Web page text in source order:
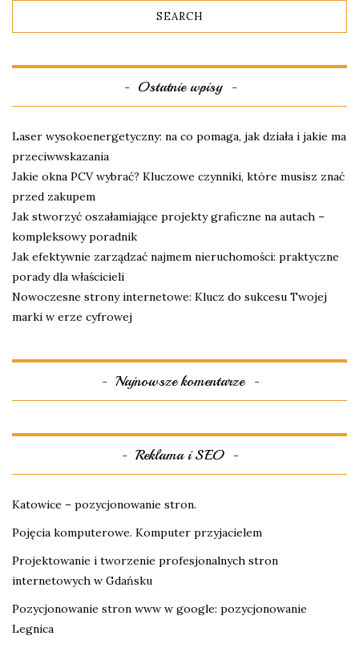
Ostatnie wpisy
Laser wysokoenergetyczny: na co pomaga, jak działa i jakie ma
przeciwwskazania
Jakie okna PCV wybrać? Kluczowe czynniki, które musisz znać
przed zakupem
Jak stworzyć oszałamiające projekty graficzne na autach –
kompleksowy poradnik
Jak efektywnie zarządzać najmem nieruchomości: praktyczne
porady dla właścicieli
Nowoczesne strony internetowe: Klucz do sukcesu Twojej
marki w erze cyfrowej
Najnowsze komentarze
Reklama i SEO
Katowice – pozycjonowanie stron.
Pojęcia komputerowe. Komputer przyjacielem
Projektowanie i tworzenie profesjonalnych stron
internetowych w Gdańsku
Pozycjonowanie stron www w google: pozycjonowanie
Legnica